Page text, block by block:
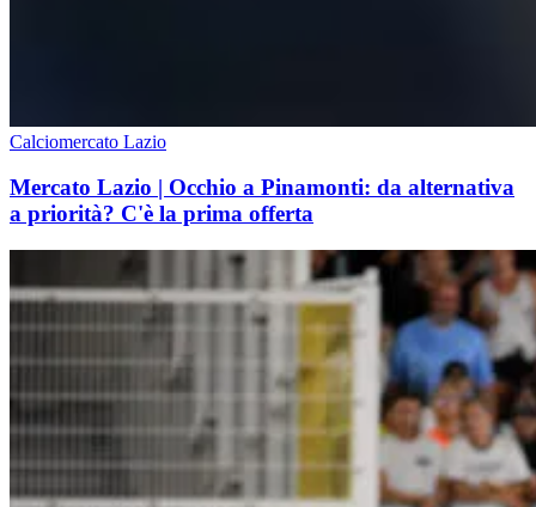
Calciomercato Lazio
Mercato Lazio | Occhio a Pinamonti: da alternativa
a priorità? C'è la prima offerta